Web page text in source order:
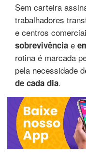
Sem carteira
trabalhadores
e centros
sobrevivência e
rotina é marcada
pela necessidade
de cada dia.